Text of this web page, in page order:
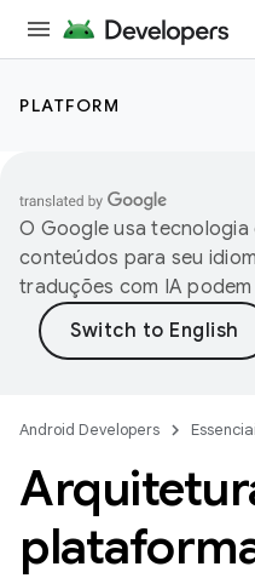
PLATFORM
O Google usa
conteúdos para seu
traduções com IA
Android Developers